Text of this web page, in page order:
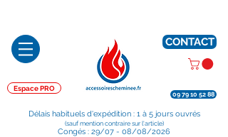
Espace PRO
CONTACT
09 79 10 52 88
Délais habituels d'expédition : 1 à 5 jours ouvrés
(sauf mention contraire sur l'article)
Congés : 29/07 - 08/08/2026